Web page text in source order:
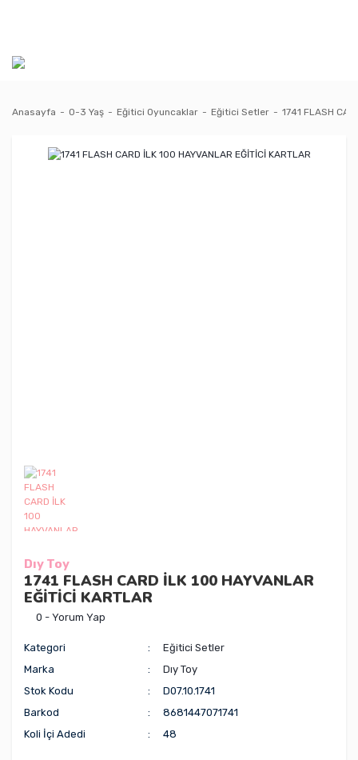
Anasayfa 0-3 Yaş Eğitici Oyuncaklar Eğitici Setler 1741 FLASH
Dıy Toy
1741 FLASH CARD İLK 100 HAYVANLAR
EĞİTİCİ KARTLAR
0 - Yorum Yap
Kategori
Eğitici Setler
Marka
Dıy Toy
Stok Kodu
D07.10.1741
Barkod
8681447071741
Koli İçi Adedi
48